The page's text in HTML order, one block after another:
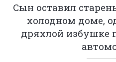
Сын оставил
холодном доме,
дряхлой избушке